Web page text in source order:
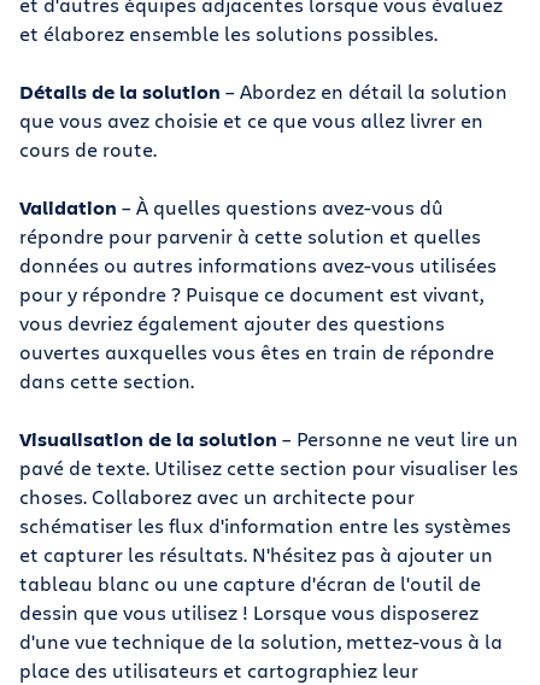
et élaborez ensemble les solutions possibles.
Détails de la solution – Abordez en détail la solution
que vous avez choisie et ce que vous allez livrer en
cours de route.
Validation – À quelles questions avez-vous dû
répondre pour parvenir à cette solution et quelles
données ou autres informations avez-vous utilisées
pour y répondre ? Puisque ce document est vivant,
vous devriez également ajouter des questions
ouvertes auxquelles vous êtes en train de répondre
dans cette section.
Visualisation de la solution – Personne ne veut lire un
pavé de texte. Utilisez cette section pour visualiser les
choses. Collaborez avec un architecte pour
schématiser les flux d'information entre les systèmes
et capturer les résultats. N'hésitez pas à ajouter un
tableau blanc ou une capture d'écran de l'outil de
dessin que vous utilisez ! Lorsque vous disposerez
d'une vue technique de la solution, mettez-vous à la
place des utilisateurs et cartographiez leur